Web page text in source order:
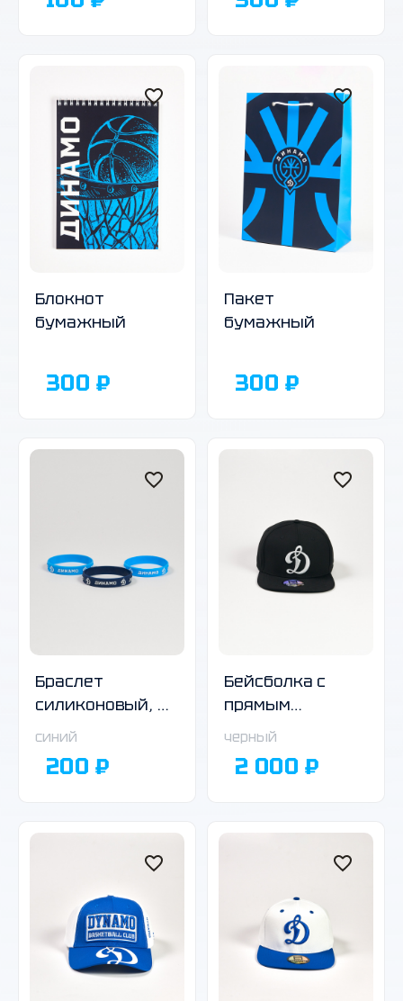
Блокнот
бумажный
300 ₽
Пакет
бумажный
300 ₽
Браслет
силиконовый, в
ассортименте
синий
200 ₽
Бейсболка с
прямым
козырьком
черный
2 000 ₽